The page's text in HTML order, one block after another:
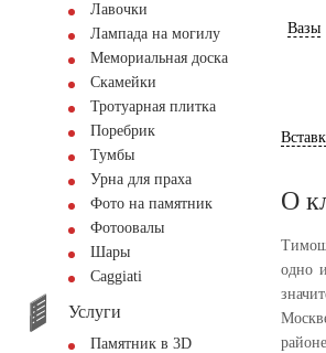
Лавочки
Лампада на могилу
Мемориальная доска
Скамейки
Тротуарная плитка
Поребрик
Тумбы
Урна для праха
Фото на памятник
Фотоовалы
Шары
Сaggiati
Услуги
Памятник в 3D
Вазы
О
одно